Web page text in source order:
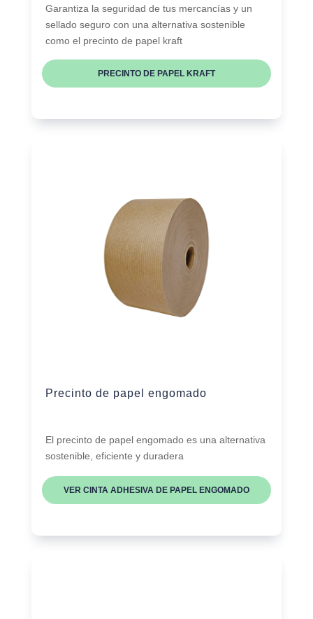
Garantiza la seguridad de tus mercancías y un
sellado seguro con una alternativa sostenible
como el precinto de papel kraft
PRECINTO DE PAPEL KRAFT
Precinto de papel engomado
El precinto de papel engomado es una alternativa
sostenible, eficiente y duradera
VER CINTA ADHESIVA DE PAPEL ENGOMADO